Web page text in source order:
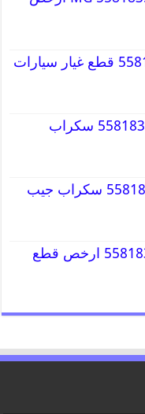
قطع غيار كيا 55818355 قطع غيار سيارات
قطع غيار باجيرو 55818355 سكراب
قطع غيار جيب 55818355 سكراب جيب
قطع غيار دودج 55818355 ارخص قطع